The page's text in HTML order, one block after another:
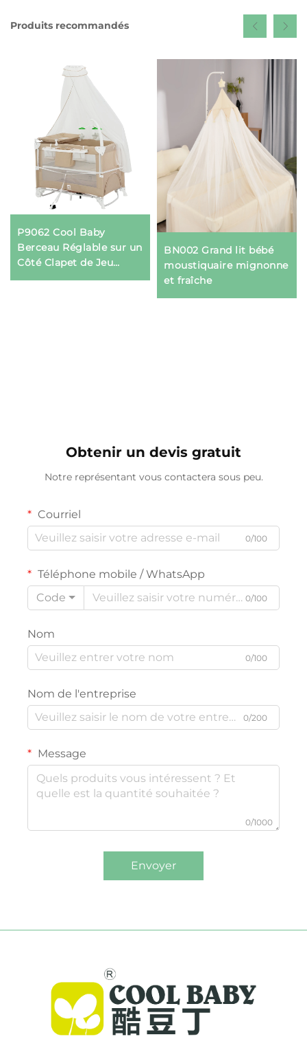
Produits recommandés
P9062 Cool Baby
Berceau Réglable sur un
Côté Clapet de Jeu
Pliable Portable pour
BN002 Grand lit bébé
moustiquaire mignonne
et fraîche
Obtenir un devis gratuit
Notre représentant vous contactera sous peu.
Courriel
0/100
Téléphone mobile / WhatsApp
Code
0/100
Nom
0/100
Nom de l'entreprise
0/200
Message
0/1000
Envoyer